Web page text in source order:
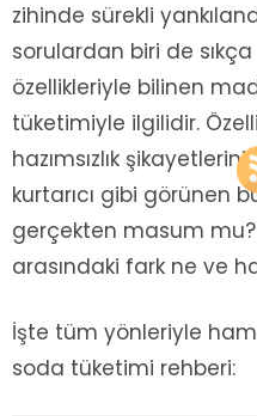
zihinde sürekli
sorulardan biri de
özellikleriyle bilinen
tüketimiyle ilgilidir.
hazımsızlık
kurtarıcı gibi görünen
gerçekten masum
arasındaki fark ne ve
İşte tüm yönleriyle
soda tüketimi rehberi: